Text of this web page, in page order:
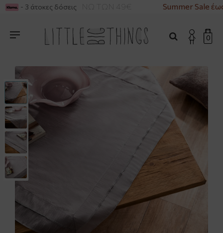
ΓΙΑ ΑΓΟΡΕΣ ΑΝΩ ΤΩΝ 49€ Summer Sale
- 3 άτοκες δόσεις
0